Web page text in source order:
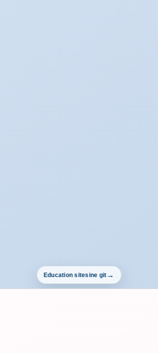
Education sitesine git